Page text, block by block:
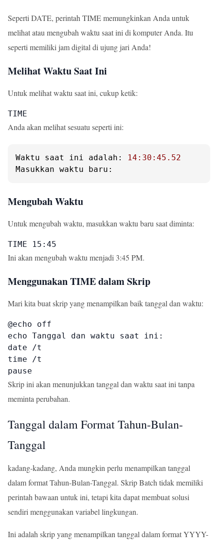
Seperti DATE, perintah TIME memungkinkan Anda untuk
melihat atau mengubah waktu saat ini di komputer Anda. Itu
seperti memiliki jam digital di ujung jari Anda!
Melihat Waktu Saat Ini
Untuk melihat waktu saat ini, cukup ketik:
TIME
Anda akan melihat sesuatu seperti ini:
Waktu saat ini adalah: 14 :30:45.52
Masukkan waktu baru:
Mengubah Waktu
Untuk mengubah waktu, masukkan waktu baru saat diminta:
TIME 15:45
Ini akan mengubah waktu menjadi 3:45 PM.
Menggunakan TIME dalam Skrip
Mari kita buat skrip yang menampilkan baik tanggal dan waktu:
@echo off
echo Tanggal dan waktu saat ini:
date /t
time /t
pause
Skrip ini akan menunjukkan tanggal dan waktu saat ini tanpa
meminta perubahan.
Tanggal dalam Format Tahun-Bulan-
Tanggal
kadang-kadang, Anda mungkin perlu menampilkan tanggal
dalam format Tahun-Bulan-Tanggal. Skrip Batch tidak memiliki
perintah bawaan untuk ini, tetapi kita dapat membuat solusi
sendiri menggunakan variabel lingkungan.
Ini adalah skrip yang menampilkan tanggal dalam format YYYY-